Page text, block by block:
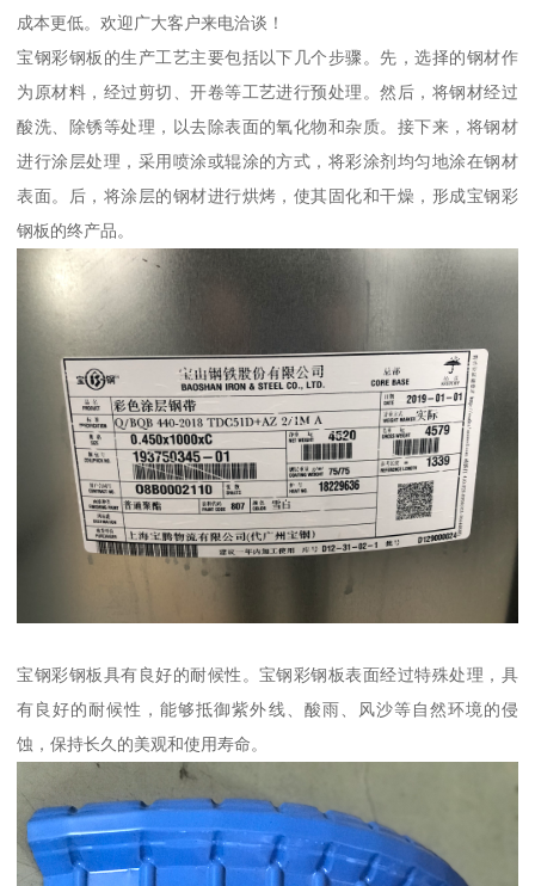
成本更低。欢迎广大客户来电洽谈！
宝钢彩钢板的生产工艺主要包括以下几个步骤。先，选择的钢材作
为原材料，经过剪切、开卷等工艺进行预处理。然后，将钢材经过
酸洗、除锈等处理，以去除表面的氧化物和杂质。接下来，将钢材
进行涂层处理，采用喷涂或辊涂的方式，将彩涂剂均匀地涂在钢材
表面。后，将涂层的钢材进行烘烤，使其固化和干燥，形成宝钢彩
钢板的终产品。
宝钢彩钢板具有良好的耐候性。宝钢彩钢板表面经过特殊处理，具
有良好的耐候性，能够抵御紫外线、酸雨、风沙等自然环境的侵
蚀，保持长久的美观和使用寿命。